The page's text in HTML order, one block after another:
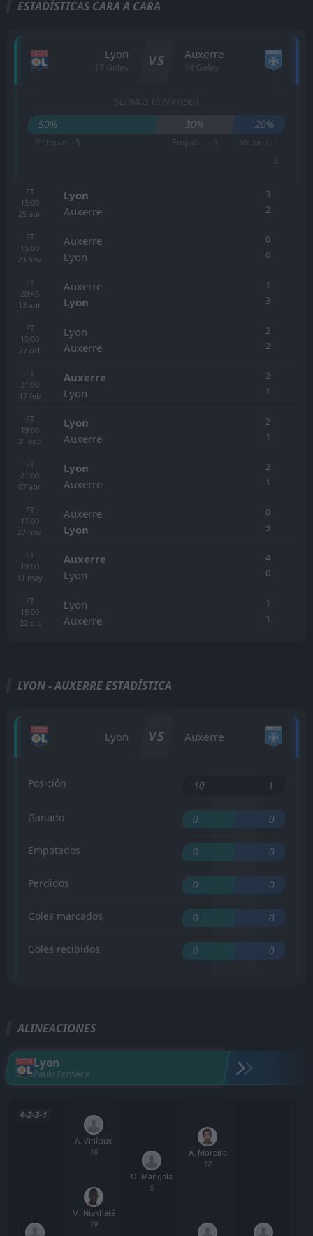
ESTADÍSTICAS CARA A CARA
Lyon
17 Goles VS Auxerre
14 Goles
ÚLTIMOS 10 PARTIDOS
50% 30% 20%
Victorias - 5 Empates - 3
Victorias -
2
FT
15:00
25 abr
Lyon
Auxerre
3
2
FT
15:00
23 nov
Auxerre
Lyon
0
0
FT
20:45
13 abr
Auxerre
Lyon
1
3
FT
15:00
27 oct
Lyon
Auxerre
2
2
FT
21:00
17 feb
Auxerre
Lyon
2
1
FT
19:00
31 ago
Lyon
Auxerre
2
1
FT
21:00
07 abr
Lyon
Auxerre
2
1
FT
17:00
27 nov
Auxerre
Lyon
0
3
FT
19:00
11 may
Auxerre
Lyon
4
0
FT
19:00
22 dic
Lyon
Auxerre
1
1
LYON - AUXERRE ESTADÍSTICA
Lyon VS Auxerre
Posición 10 1
Ganado 0 0
Empatados 0 0
Perdidos 0 0
Goles marcados 0 0
Goles recibidos 0 0
ALINEACIONES
Lyon
Paulo Fonseca
4-2-3-1
M. Niakhaté
19
A. Vinícius
16
O. Mangala
5
A. Moreira
17